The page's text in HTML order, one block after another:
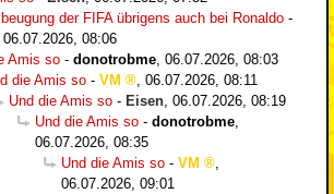
der FIFA übrigens auch bei Ronaldo -
06.07.2026, 08:06
Amis so - donotrobme 06.07.2026, 08:03
die Amis so - VM
06.07.2026, 08:11
Und die Amis so - Eisen 06.07.2026, 08:19
Und die Amis so - donotrobme
06.07.2026, 08:35
Und die Amis so - VM
06.07.2026, 09:01